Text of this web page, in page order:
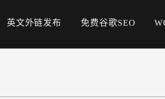
英文外链发布 免费谷歌SEO